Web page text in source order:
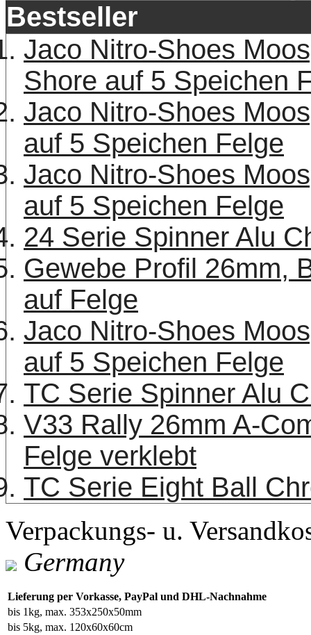
Bestseller
Jaco Nitro-Shoes
Shore auf 5 Speichen
Jaco Nitro-Shoes
auf 5 Speichen Felge
Jaco Nitro-Shoes
auf 5 Speichen Felge
24 Serie Spinner Alu
Gewebe Profil 26mm,
auf Felge
Jaco Nitro-Shoes
auf 5 Speichen Felge
TC Serie Spinner Alu
V33 Rally 26mm A-
Felge verklebt
TC Serie Eight Ball
Verpackungs- u.
Germany
Lieferung per Vorkasse, PayPal und DHL-Nachnahme
bis 1kg, max. 353x250x50mm
bis 5kg, max. 120x60x60cm